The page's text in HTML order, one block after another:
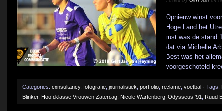
Opnieuw winst
Hoge Land het
rust was de stand
dat via Michelle
Best was het
voorgeschoteld
De [...]
Categories: consultancy, fotografie journalistiek portfolio reclame voetbal · Tags:
Blinker, Hoofdklasse Vrouwen Zaterdag Nicole Wartenberg Odysseus '91 Ruud